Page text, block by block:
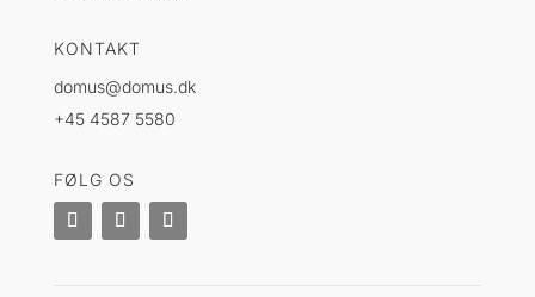
KONTAKT
domus@domus.dk
+45 4587 5580
FØLG OS